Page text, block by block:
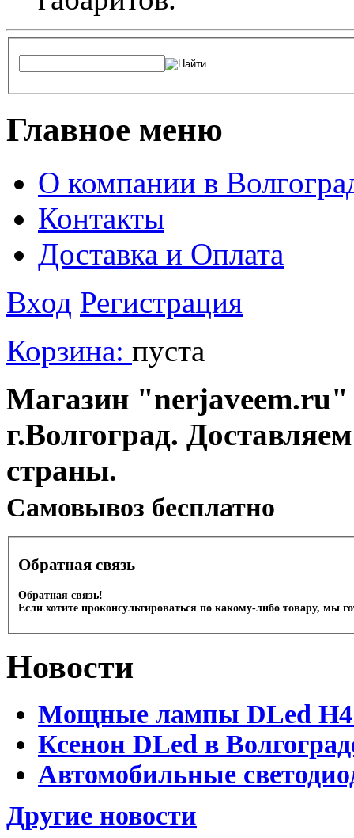
Главное меню
О компании в
Контакты
Доставка и Оплата
Вход Регистрация
Корзина: пуста
Магазин "nerjaveem.ru"
г.Волгоград.
страны.
Cамовывоз бесплатно
Обратная связь
Обратная связь!
Если хотите проконсультироваться по какому-либо товару, мы
Новости
Мощные лампы DLed H4
Ксенон DLed в
Автомобильные
Другие новости